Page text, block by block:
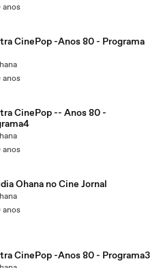
anos
CinePop -Anos 80 - Programa
anos
CinePop -- Anos 80 -
anos
Ohana no Cine Jornal
anos
CinePop -Anos 80 - Programa3